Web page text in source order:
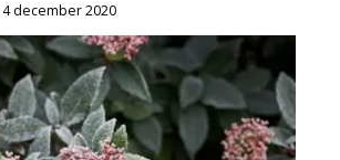
4 december 2020